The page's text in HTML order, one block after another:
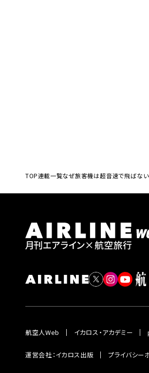
TOP連載一覧なぜ旅客機は超音速で飛ばない
航空人Web イカロス・アカデミー
運営会社：イカロス出版 プライバシー